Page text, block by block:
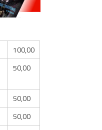
100,00
50,00
50,00
50,00